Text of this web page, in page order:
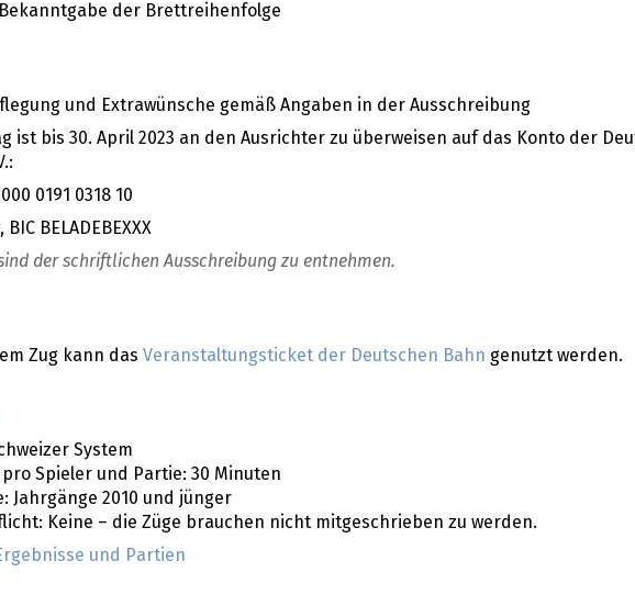
der Brettreihenfolge
und Extrawünsche gemäß Angaben in der Ausschreibung
ist bis 30. April 2023 an den Ausrichter zu überweisen auf das Konto der
0191 0318 10
BELADEBEXXX
der schriftlichen Ausschreibung zu entnehmen.
Zug kann das Veranstaltungsticket der Deutschen Bahn genutzt werden.
System
Spieler und Partie: 30 Minuten
Jahrgänge 2010 und jünger
Keine – die Züge brauchen nicht mitgeschrieben zu werden.
und Partien